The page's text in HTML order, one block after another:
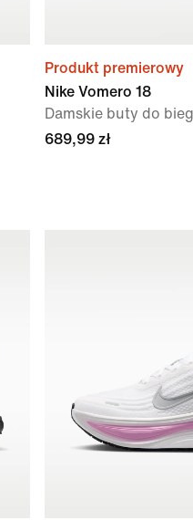
Produkt premierowy
Nike Vomero 18
Damskie buty do
689,99 zł